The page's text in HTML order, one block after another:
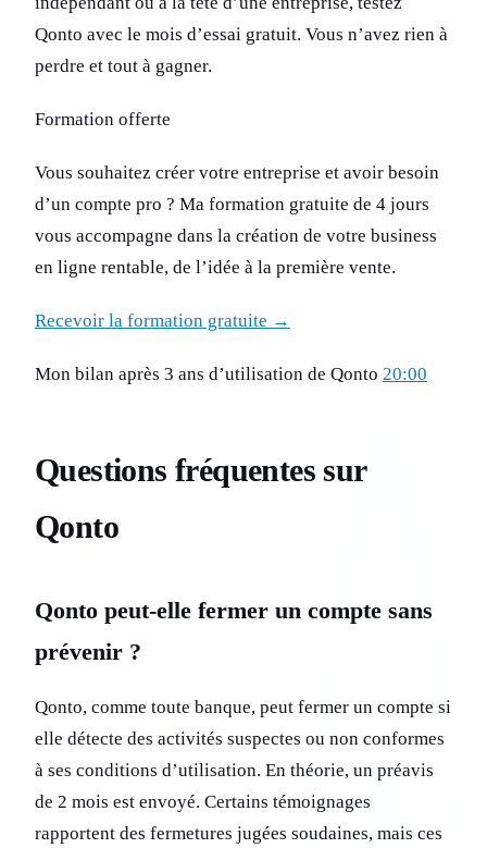
Qonto avec le mois d’essai gratuit. Vous n’avez rien à
perdre et tout à gagner.
Formation offerte
Vous souhaitez créer votre entreprise et avoir besoin
d’un compte pro ? Ma formation gratuite de 4 jours
vous accompagne dans la création de votre business
en ligne rentable, de l’idée à la première vente.
Recevoir la formation gratuite →
Mon bilan après 3 ans d’utilisation de Qonto 20:00
Questions fréquentes sur
Qonto
Qonto peut-elle fermer un compte sans
prévenir ?
Qonto, comme toute banque, peut fermer un compte si
elle détecte des activités suspectes ou non conformes
à ses conditions d’utilisation. En théorie, un préavis
de 2 mois est envoyé. Certains témoignages
rapportent des fermetures jugées soudaines, mais ces